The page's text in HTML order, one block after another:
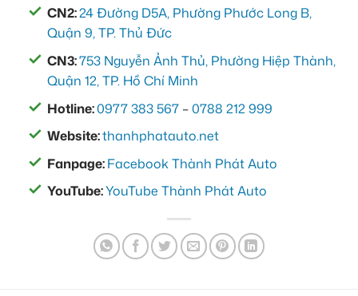
CN2:24 Đường D5A, Phường Phước Long B,
Quận 9, TP. Thủ Đức
CN3:753 Nguyễn Ảnh Thủ, Phường Hiệp Thành,
Quận 12, TP. Hồ Chí Minh
Hotline:0977 383 567 –0788 212 999
Website:thanhphatauto.net
Fanpage:Facebook Thành Phát Auto
YouTube:YouTube Thành Phát Auto